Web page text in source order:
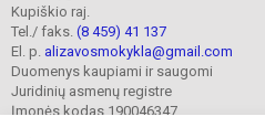
Kupiškio raj.
Tel./ faks. (8 459) 41 137
El. p. alizavosmokykla@gmail.com
Duomenys kaupiami ir saugomi
Juridinių asmenų registre
Įmonės kodas 190046347